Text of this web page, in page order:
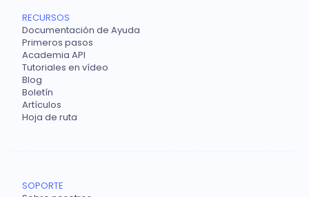
RECURSOS
Documentación de Ayuda
Primeros pasos
Academia API
Tutoriales en vídeo
Blog
Boletín
Artículos
Hoja de ruta
SOPORTE